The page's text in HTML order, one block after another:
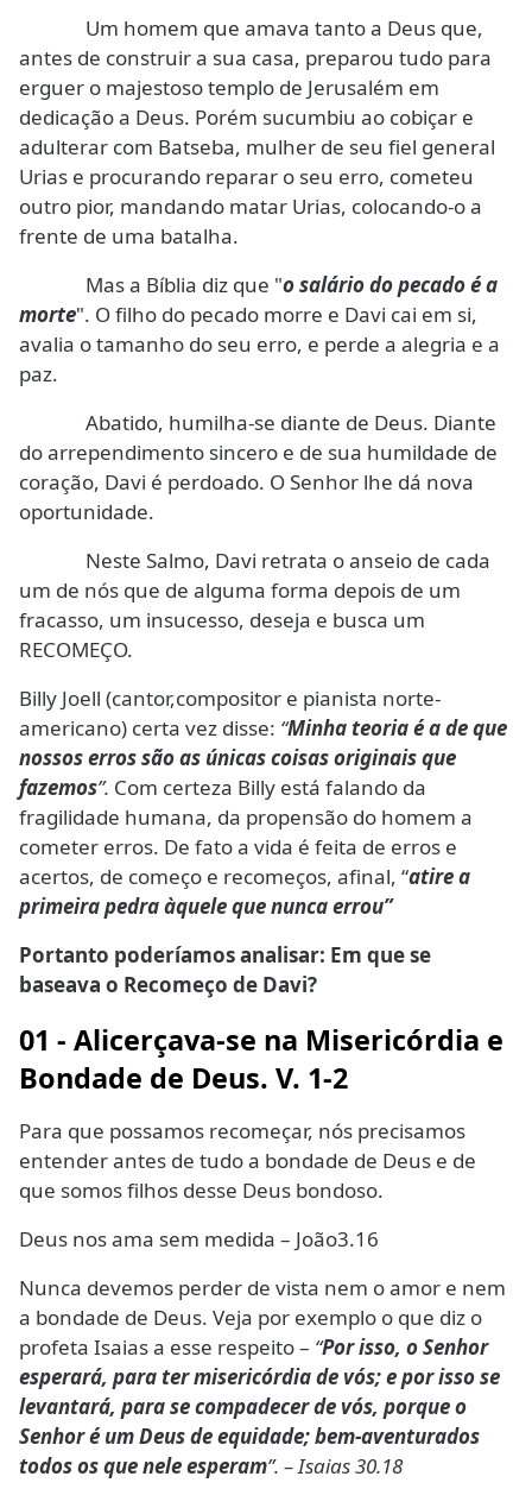
Um homem que amava tanto a Deus que,
antes de construir a sua casa, preparou tudo para
erguer o majestoso templo de Jerusalém em
dedicação a Deus. Porém sucumbiu ao cobiçar e
adulterar com Batseba, mulher de seu fiel general
Urias e procurando reparar o seu erro, cometeu
outro pior, mandando matar Urias, colocando-o a
frente de uma batalha.
Mas a Bíblia diz que "o salário do pecado é a
morte". O filho do pecado morre e Davi cai em si,
avalia o tamanho do seu erro, e perde a alegria e a
paz.
Abatido, humilha-se diante de Deus. Diante
do arrependimento sincero e de sua humildade de
coração, Davi é perdoado. O Senhor lhe dá nova
oportunidade.
Neste Salmo, Davi retrata o anseio de cada
um de nós que de alguma forma depois de um
fracasso, um insucesso, deseja e busca um
RECOMEÇO.
Billy Joell (cantor,compositor e pianista norte-
americano) certa vez disse: “Minha teoria é a de que
nossos erros são as únicas coisas originais que
fazemos”. Com certeza Billy está falando da
fragilidade humana, da propensão do homem a
cometer erros. De fato a vida é feita de erros e
acertos, de começo e recomeços, afinal, “atire a
primeira pedra àquele que nunca errou”
Portanto poderíamos analisar: Em que se
baseava o Recomeço de Davi?
01 - Alicerçava-se na Misericórdia e
Bondade de Deus. V. 1-2
Para que possamos recomeçar, nós precisamos
entender antes de tudo a bondade de Deus e de
que somos filhos desse Deus bondoso.
Deus nos ama sem medida – João3.16
Nunca devemos perder de vista nem o amor e nem
a bondade de Deus. Veja por exemplo o que diz o
profeta Isaias a esse respeito – “Por isso, o Senhor
esperará, para ter misericórdia de vós; e por isso se
levantará, para se compadecer de vós, porque o
Senhor é um Deus de equidade; bem-aventurados
todos os que nele esperam”. – Isaias 30.18